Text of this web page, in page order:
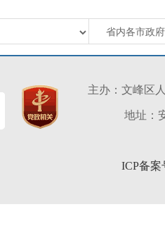
主办：文峰区
地址：
ICP备案